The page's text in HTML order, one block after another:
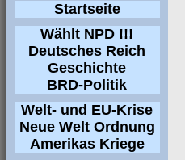
Startseite
Wählt NPD !!!
Deutsches Reich
Geschichte
BRD-Politik
Welt- und EU-Krise
Neue Welt Ordnung
Amerikas Kriege